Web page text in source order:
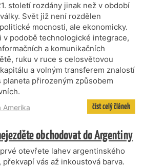
století rozdány jinak než v období
Svět již není rozdělen
mocnosti, ale ekonomicky.
v podobě technologické integrace,
a komunikačních
ruku v ruce s celosvětovou
a volným transferem znalostí
planeta přirozeným způsobem
Amerika číst celý článek
obchodovat do Argentiny
otevřete lahev argentinského
překvapí vás až inkoustová barva.